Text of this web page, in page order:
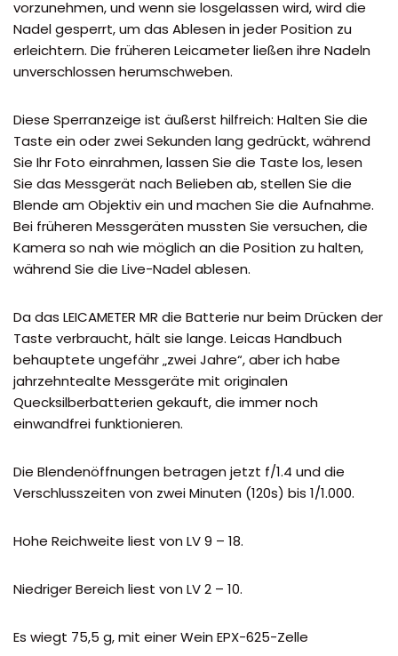
vorzunehmen, und wenn sie losgelassen wird, wird die
Nadel gesperrt, um das Ablesen in jeder Position zu
erleichtern. Die früheren Leicameter ließen ihre Nadeln
unverschlossen herumschweben.
Diese Sperranzeige ist äußerst hilfreich: Halten Sie die
Taste ein oder zwei Sekunden lang gedrückt, während
Sie Ihr Foto einrahmen, lassen Sie die Taste los, lesen
Sie das Messgerät nach Belieben ab, stellen Sie die
Blende am Objektiv ein und machen Sie die Aufnahme.
Bei früheren Messgeräten mussten Sie versuchen, die
Kamera so nah wie möglich an die Position zu halten,
während Sie die Live-Nadel ablesen.
Da das LEICAMETER MR die Batterie nur beim Drücken der
Taste verbraucht, hält sie lange. Leicas Handbuch
behauptete ungefähr „zwei Jahre“, aber ich habe
jahrzehntealte Messgeräte mit originalen
Quecksilberbatterien gekauft, die immer noch
einwandfrei funktionieren.
Die Blendenöffnungen betragen jetzt f/1.4 und die
Verschlusszeiten von zwei Minuten (120s) bis 1/1.000.
Hohe Reichweite liest von LV 9 – 18.
Niedriger Bereich liest von LV 2 – 10.
Es wiegt 75,5 g, mit einer Wein EPX-625-Zelle